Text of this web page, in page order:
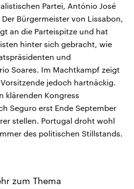
Partei, António José
Bürgermeister von Lissabon,
an die Parteispitze und hat
hinter sich gebracht, wie
und
Soares. Im Machtkampf zeigt
jedoch hartnäckig.
klärenden Kongress
Seguro erst Ende September
stellen. Portugal droht wohl
des politischen Stillstands.
zum Thema